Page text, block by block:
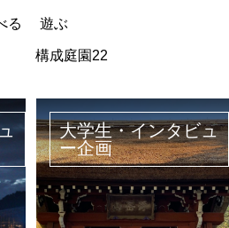
る 遊ぶ
構成庭園22
大学生・インタビュ
ー企画